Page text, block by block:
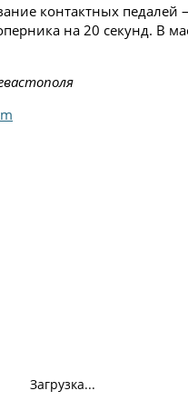
контактных педалей
на 20 секунд. В
Загрузка...